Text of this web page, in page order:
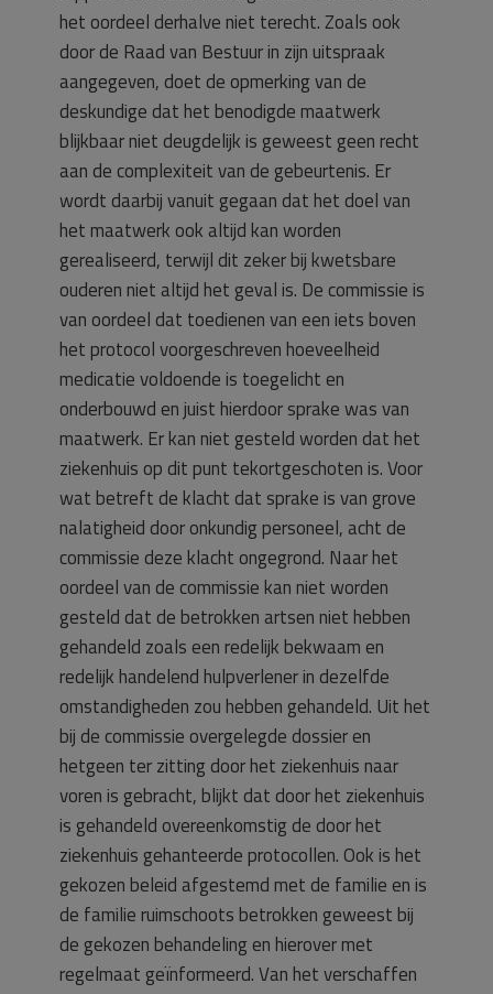
het oordeel derhalve niet terecht. Zoals ook
door de Raad van Bestuur in zijn uitspraak
aangegeven, doet de opmerking van de
deskundige dat het benodigde maatwerk
blijkbaar niet deugdelijk is geweest geen recht
aan de complexiteit van de gebeurtenis. Er
wordt daarbij vanuit gegaan dat het doel van
het maatwerk ook altijd kan worden
gerealiseerd, terwijl dit zeker bij kwetsbare
ouderen niet altijd het geval is. De commissie is
van oordeel dat toedienen van een iets boven
het protocol voorgeschreven hoeveelheid
medicatie voldoende is toegelicht en
onderbouwd en juist hierdoor sprake was van
maatwerk. Er kan niet gesteld worden dat het
ziekenhuis op dit punt tekortgeschoten is. Voor
wat betreft de klacht dat sprake is van grove
nalatigheid door onkundig personeel, acht de
commissie deze klacht ongegrond. Naar het
oordeel van de commissie kan niet worden
gesteld dat de betrokken artsen niet hebben
gehandeld zoals een redelijk bekwaam en
redelijk handelend hulpverlener in dezelfde
omstandigheden zou hebben gehandeld. Uit het
bij de commissie overgelegde dossier en
hetgeen ter zitting door het ziekenhuis naar
voren is gebracht, blijkt dat door het ziekenhuis
is gehandeld overeenkomstig de door het
ziekenhuis gehanteerde protocollen. Ook is het
gekozen beleid afgestemd met de familie en is
de familie ruimschoots betrokken geweest bij
de gekozen behandeling en hierover met
regelmaat geïnformeerd. Van het verschaffen